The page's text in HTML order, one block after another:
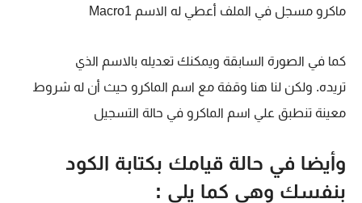
ماكرو مسجل في الملف أعطي له الاسم Macro1
كما في الصورة السابقة ويمكنك تعديله بالاسم الذي
تريده. ولكن لنا هنا وقفة مع اسم الماكرو حيث أن له شروط
معينة تنطبق علي اسم الماكرو في حالة التسجيل
وأيضا في حالة قيامك بكتابة الكود
بنفسك وهي كما يلي :